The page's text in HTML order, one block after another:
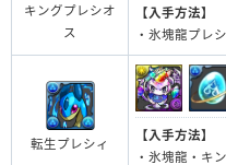
キングプレシオ
ス
【入手方法】
・氷塊龍プレ
転生プレシィ
【入手方法】
・氷塊龍・キ